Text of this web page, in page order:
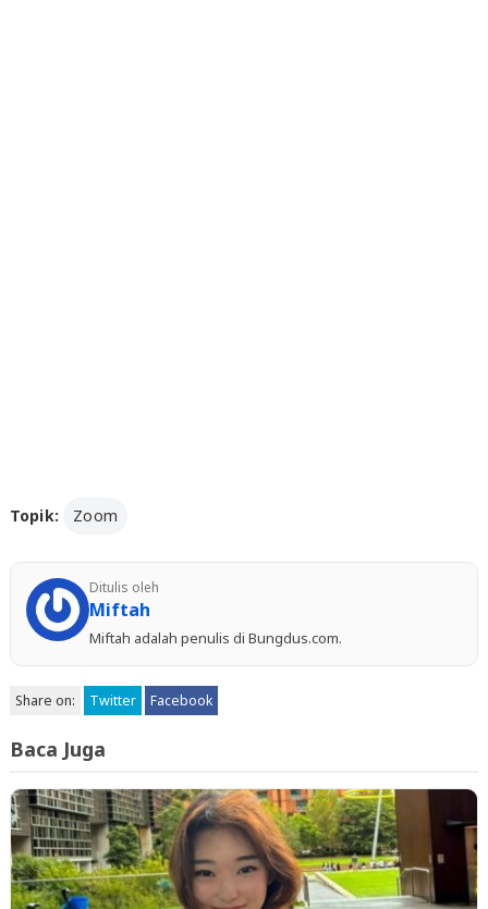
Topik: Zoom
Ditulis oleh
Miftah
Miftah adalah penulis di Bungdus.com.
Share on: Twitter Facebook
Baca Juga